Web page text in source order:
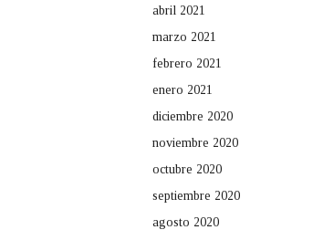
abril 2021
marzo 2021
febrero 2021
enero 2021
diciembre 2020
noviembre 2020
octubre 2020
septiembre 2020
agosto 2020